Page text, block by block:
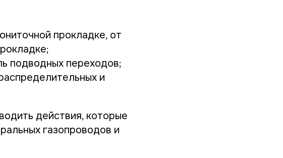
прокладке, от
подводных переходов;
и
действия, которые
газопроводов и